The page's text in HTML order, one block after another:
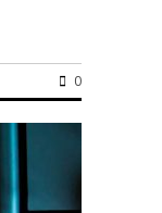
0